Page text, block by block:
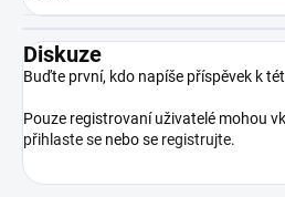
Diskuze
Buďte první, kdo napíše příspěvek k
Pouze registrovaní uživatelé mohou
přihlaste se nebo se registrujte.